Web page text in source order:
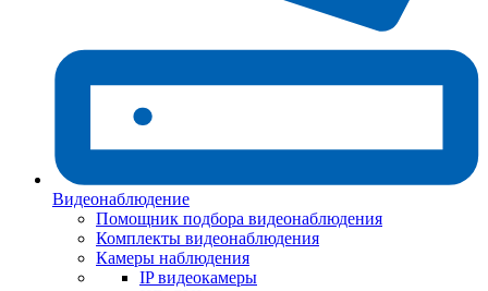
Видеонаблюдение
Помощник подбора видеонаблюдения
Комплекты видеонаблюдения
Камеры наблюдения
IP видеокамеры